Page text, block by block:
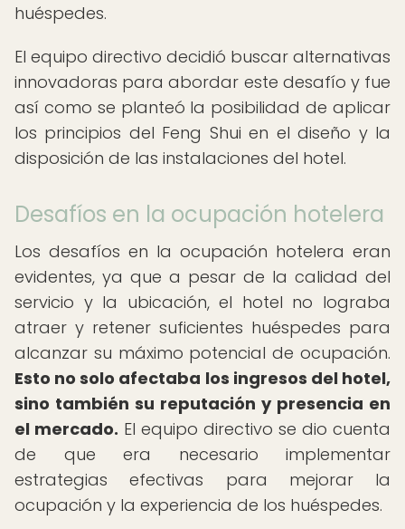
huéspedes.
El equipo directivo decidió buscar alternativas
innovadoras para abordar este desafío y fue
así como se planteó la posibilidad de aplicar
los principios del Feng Shui en el diseño y la
disposición de las instalaciones del hotel.
Desafíos en la ocupación hotelera
Los desafíos en la ocupación hotelera eran
evidentes, ya que a pesar de la calidad del
servicio y la ubicación, el hotel no lograba
atraer y retener suficientes huéspedes para
alcanzar su máximo potencial de ocupación.
Esto no solo afectaba los ingresos del hotel,
sino también su reputación y presencia en
el mercado. El equipo directivo se dio cuenta
de que era necesario implementar
estrategias efectivas para mejorar la
ocupación y la experiencia de los huéspedes.